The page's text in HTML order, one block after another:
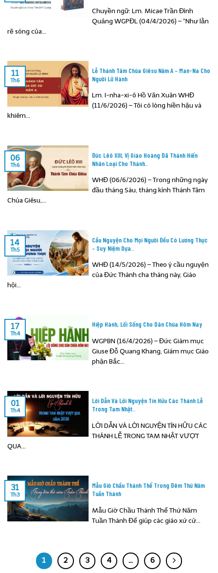
Chuyền ngữ: Lm. Micae Trần Đình
Quảng WGPĐL (04/4/2026) – “Như lằn
rẽ sóng của...
Lễ Thánh Tâm Chúa Giêsu Năm A – Man-Na Cho
Người Lữ Hành
Lm. I-nha-xi-ô Hồ Văn Xuân WHĐ
(11/6/2026) – Tôi có lòng hiền hậu và
khiêm...
11
Th6
Đức Lêô XIII, Vị Giáo Hoàng Đã Thánh Hiến
Nhân Loại Cho Thánh..
WHĐ (06/6/2026) – Trong những ngày
đầu tháng Sáu, tháng kính Thánh Tâm
Chúa Giêsu,...
06
Th6
Cầu Nguyện Cho Mọi Người Đều Có Lương Thực
– Suy Niệm Dựa..
WHĐ (14/5/2026) – Theo ý cầu nguyện
của Đức Thánh cha tháng này, Giáo
hội...
14
Th5
Hiệp Hành, Lối Sống Cho Dân Chúa Hôm Nay
WGPBN (16/4/2026) – Đức Giám mục
Giuse Đỗ Quang Khang, Giám mục Giáo
phận Bắc...
17
Th4
Lời Dẫn Và Lời Nguyện Tín Hữu Các Thánh Lễ
Trong Tam Nhật..
LỜI DẪN VÀ LỜI NGUYỆN TÍN HỮU CÁC
THÁNH LỄ TRONG TAM NHẬT VƯỢT
QUA...
01
Th4
Mẫu Giờ Chầu Thánh Thể Trong Đêm Thứ Năm
Tuần Thánh
Mẫu Giờ Chầu Thánh Thể Thứ Năm
Tuần Thánh Để giúp các giáo xứ cử...
31
Th3
1 2 3 4 … 6